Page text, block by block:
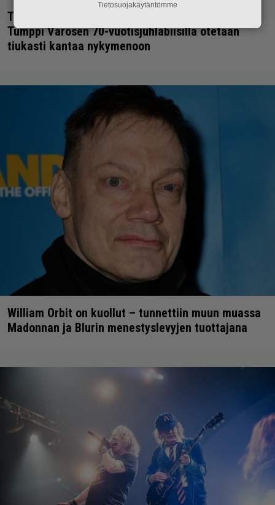
Työläisiä kyykytetään ja maaseutu köyhtyy –
Tumppi Varosen 70-vuotisjuhlabiisillä otetaan
tiukasti kantaa nykymenoon
William Orbit on kuollut – tunnettiin muun muassa
Madonnan ja Blurin menestyslevyjen tuottajana
Tietosuojakäytäntömme